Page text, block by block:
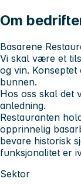
Om
Basarene
Vi skal være et
og vin.
bunnen.
Hos oss skal det
anledning.
Restauranten
opprinnelig
bevare historisk
funksjonalitet er
Sektor